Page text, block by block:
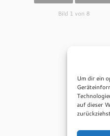
Um dir ein
auf dieser
Bild 1 von 8